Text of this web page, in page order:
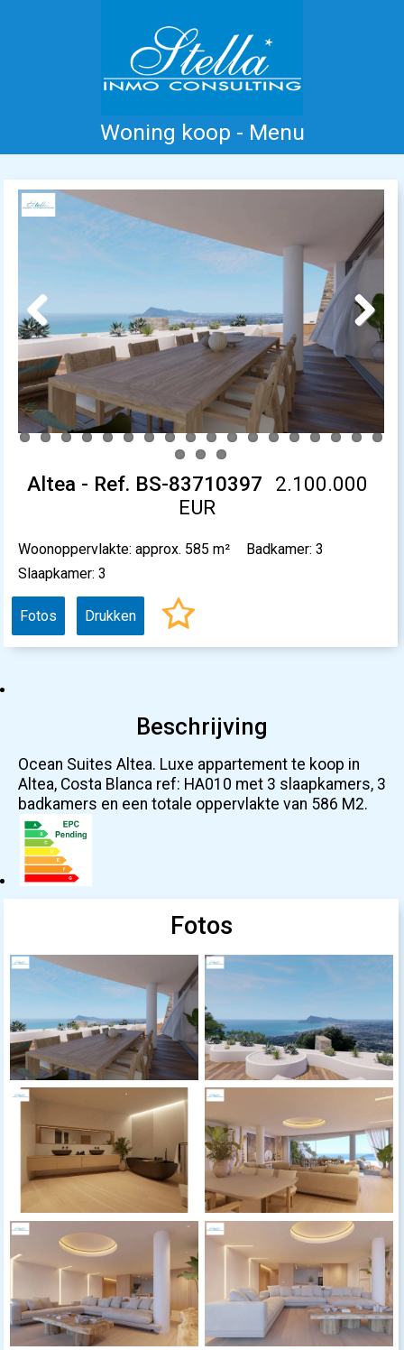
Woning koop - Menu
Home Costa Blanca Koop Huur
Nieuwbouw
Referenties
Contact
Previous Next
Altea - Ref. BS-83710397
2.100.000
EUR
Woonoppervlakte: approx. 585 m²
Badkamer: 3
Slaapkamer: 3
Fotos Drukken
Beschrijving
Ocean Suites Altea. Luxe appartement te koop in
Altea, Costa Blanca ref: HA010 met 3 slaapkamers, 3
badkamers en een totale oppervlakte van 586 M2.
Fotos